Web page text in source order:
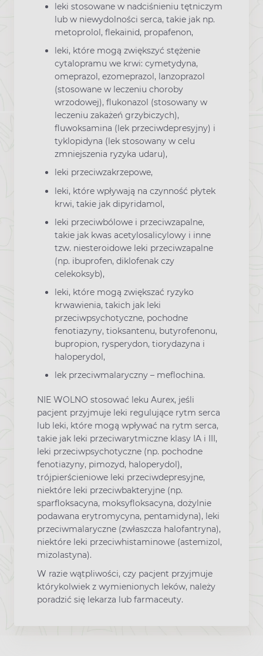
leki stosowane w nadciśnieniu tętniczym
lub w niewydolności serca, takie jak np.
metoprolol, flekainid, propafenon,
leki, które mogą zwiększyć stężenie
cytalopramu we krwi: cymetydyna,
omeprazol, ezomeprazol, lanzoprazol
(stosowane w leczeniu choroby
wrzodowej), flukonazol (stosowany w
leczeniu zakażeń grzybiczych),
fluwoksamina (lek przeciwdepresyjny) i
tyklopidyna (lek stosowany w celu
zmniejszenia ryzyka udaru),
leki przeciwzakrzepowe,
leki, które wpływają na czynność płytek
krwi, takie jak dipyridamol,
leki przeciwbólowe i przeciwzapalne,
takie jak kwas acetylosalicylowy i inne
tzw. niesteroidowe leki przeciwzapalne
(np. ibuprofen, diklofenak czy
celekoksyb),
leki, które mogą zwiększać ryzyko
krwawienia, takich jak leki
przeciwpsychotyczne, pochodne
fenotiazyny, tioksantenu, butyrofenonu,
bupropion, rysperydon, tiorydazyna i
haloperydol,
lek przeciwmalaryczny – meflochina.
NIE WOLNO stosować leku Aurex, jeśli
pacjent przyjmuje leki regulujące rytm serca
lub leki, które mogą wpływać na rytm serca,
takie jak leki przeciwarytmiczne klasy IA i III,
leki przeciwpsychotyczne (np. pochodne
fenotiazyny, pimozyd, haloperydol),
trójpierścieniowe leki przeciwdepresyjne,
niektóre leki przeciwbakteryjne (np.
sparfloksacyna, moksyfloksacyna, dożylnie
podawana erytromycyna, pentamidyna), leki
przeciwmalaryczne (zwłaszcza halofantryna),
niektóre leki przeciwhistaminowe (astemizol,
mizolastyna).
W razie wątpliwości, czy pacjent przyjmuje
którykolwiek z wymienionych leków, należy
poradzić się lekarza lub farmaceuty.